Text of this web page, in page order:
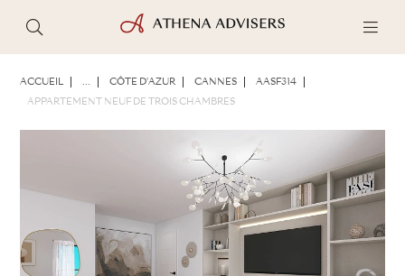
ACCUEIL ... CÔTE D'AZUR CANNES AASF314
APPARTEMENT NEUF DE TROIS CHAMBRES